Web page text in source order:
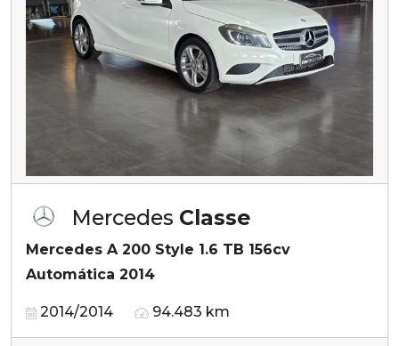
Mercedes Classe
Mercedes A 200 Style 1.6 TB 156cv
Automática 2014
2014/2014 94.483 km